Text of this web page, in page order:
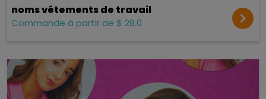
noms vêtements de travail
Commande à partir de $ 28.0